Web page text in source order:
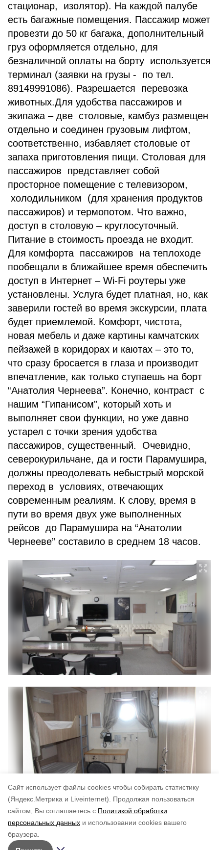
Cайт использует файлы cookies чтобы собирать статистику
(Яндекс.Метрика и Liveinternet).
Продолжая пользоваться
сайтом, Вы соглашаетесь с Политикой обработки
персональных данных и использовании cookies вашего
браузера.
стационар, изолятор). На каждой палубе
есть багажные помещения. Пассажир может
провезти до 50 кг багажа, дополнительный
груз оформляется отдельно, для
безналичной оплаты на борту используется
терминал (заявки на грузы - по тел.
89149991086). Разрешается перевозка
животных.Для удобства пассажиров и
экипажа – две столовые, камбуз размещен
отдельно и соединен грузовым лифтом,
соответственно, избавляет столовые от
запаха приготовления пищи. Столовая для
пассажиров представляет собой
просторное помещение с телевизором,
холодильником (для хранения продуктов
пассажиров) и термопотом. Что важно,
доступ в столовую – круглосуточный.
Питание в стоимость проезда не входит.
Для комфорта пассажиров на теплоходе
пообещали в ближайшее время обеспечить
доступ в Интернет – Wi-Fi роутеры уже
установлены. Услуга будет платная, но, как
заверили гостей во время экскурсии, плата
будет приемлемой. Комфорт, чистота,
новая мебель и даже картины камчатских
пейзажей в коридорах и каютах – это то,
что сразу бросается в глаза и производит
впечатление, как только ступаешь на борт
“Анатолия Чернеева”. Конечно, контраст с
нашим “Гипанисом”, который хоть и
выполняет свои функции, но уже давно
устарел с точки зрения удобства
пассажиров, существенный. Очевидно,
северокурильчане, да и гости Парамушира,
должны преодолевать небыстрый морской
переход в условиях, отвечающих
современным реалиям. К слову, время в
пути во время двух уже выполненных
рейсов до Парамушира на “Анатолии
Чернееве” составило в среднем 18 часов.
по оценке
5